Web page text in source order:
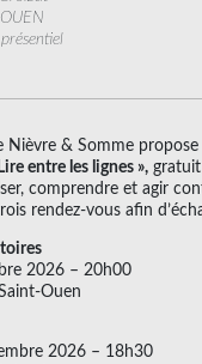
Nièvre & Somme propose
entre les lignes »,
comprendre et agir
rendez-vous afin
2026 – 20h00
Ouen
2026 – 18h30